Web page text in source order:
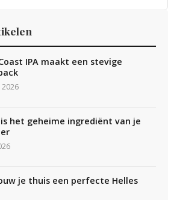
IPA maakt een stevige
het geheime ingrediënt van je
je thuis een perfecte Helles